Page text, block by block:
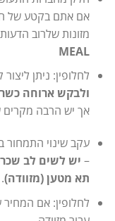
אם אתם בקטע של
מזונות שלרוב
MEAL
לחלופין: ניתן
ולבקש ארוחה
אך יש הרבה
עקב שינוי
– יש לשים לב
תא מטען (מזוודה).
לחלופין: אם המחיר